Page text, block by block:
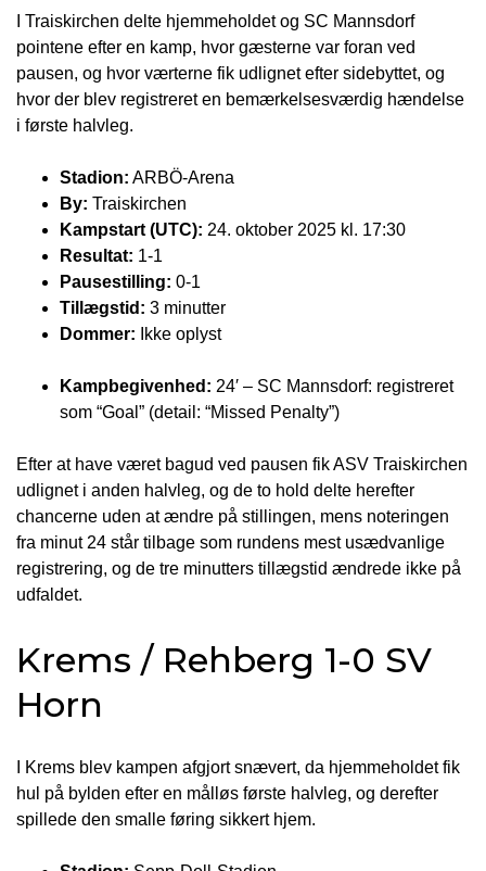
I Traiskirchen delte hjemmeholdet og SC Mannsdorf
pointene efter en kamp, hvor gæsterne var foran ved
pausen, og hvor værterne fik udlignet efter sidebyttet, og
hvor der blev registreret en bemærkelsesværdig hændelse
i første halvleg.
Stadion: ARBÖ-Arena
By: Traiskirchen
Kampstart (UTC): 24. oktober 2025 kl. 17:30
Resultat: 1-1
Pausestilling: 0-1
Tillægstid: 3 minutter
Dommer: Ikke oplyst
Kampbegivenhed: 24′ – SC Mannsdorf: registreret
som “Goal” (detail: “Missed Penalty”)
Efter at have været bagud ved pausen fik ASV Traiskirchen
udlignet i anden halvleg, og de to hold delte herefter
chancerne uden at ændre på stillingen, mens noteringen
fra minut 24 står tilbage som rundens mest usædvanlige
registrering, og de tre minutters tillægstid ændrede ikke på
udfaldet.
Krems / Rehberg 1-0 SV
Horn
I Krems blev kampen afgjort snævert, da hjemmeholdet fik
hul på bylden efter en målløs første halvleg, og derefter
spillede den smalle føring sikkert hjem.